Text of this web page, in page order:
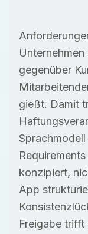
gegenüber
gießt. Damit
konzipiert,
App
Freigabe trifft